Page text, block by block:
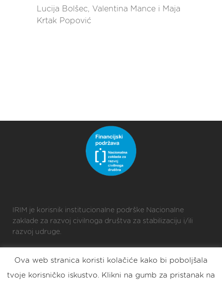
Lucija Bolšec, Valentina Mance i Maja
Krtak Popović
IRIM je korisnik institucionalne podrške Nacionalne
zaklade za razvoj civilnoga društva za stabilizaciju i/ili
razvoj udruge.
Ova web stranica koristi kolačiće kako bi poboljšala
tvoje korisničko iskustvo. Klikni na gumb za pristanak na